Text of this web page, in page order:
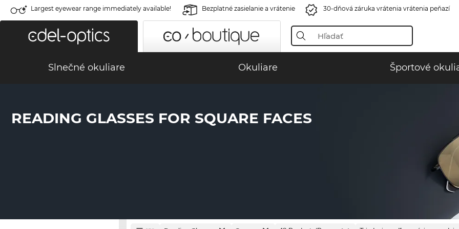
Largest eyewear range immediately available! Bezplatné zasielanie a vrátenie 30-dňová záruka vrátenia vrátenia peňazí
Slnečné okuliare Okuliare Športové
READING GLASSES FOR SQUARE FACES